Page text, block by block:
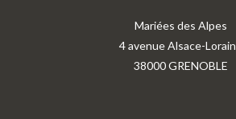
Mariées des Alpes
4 avenue Alsace-
38000 GRENOBLE